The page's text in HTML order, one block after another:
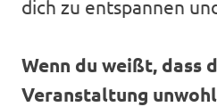
dich zu entspannen
Wenn du weißt, dass
Veranstaltung